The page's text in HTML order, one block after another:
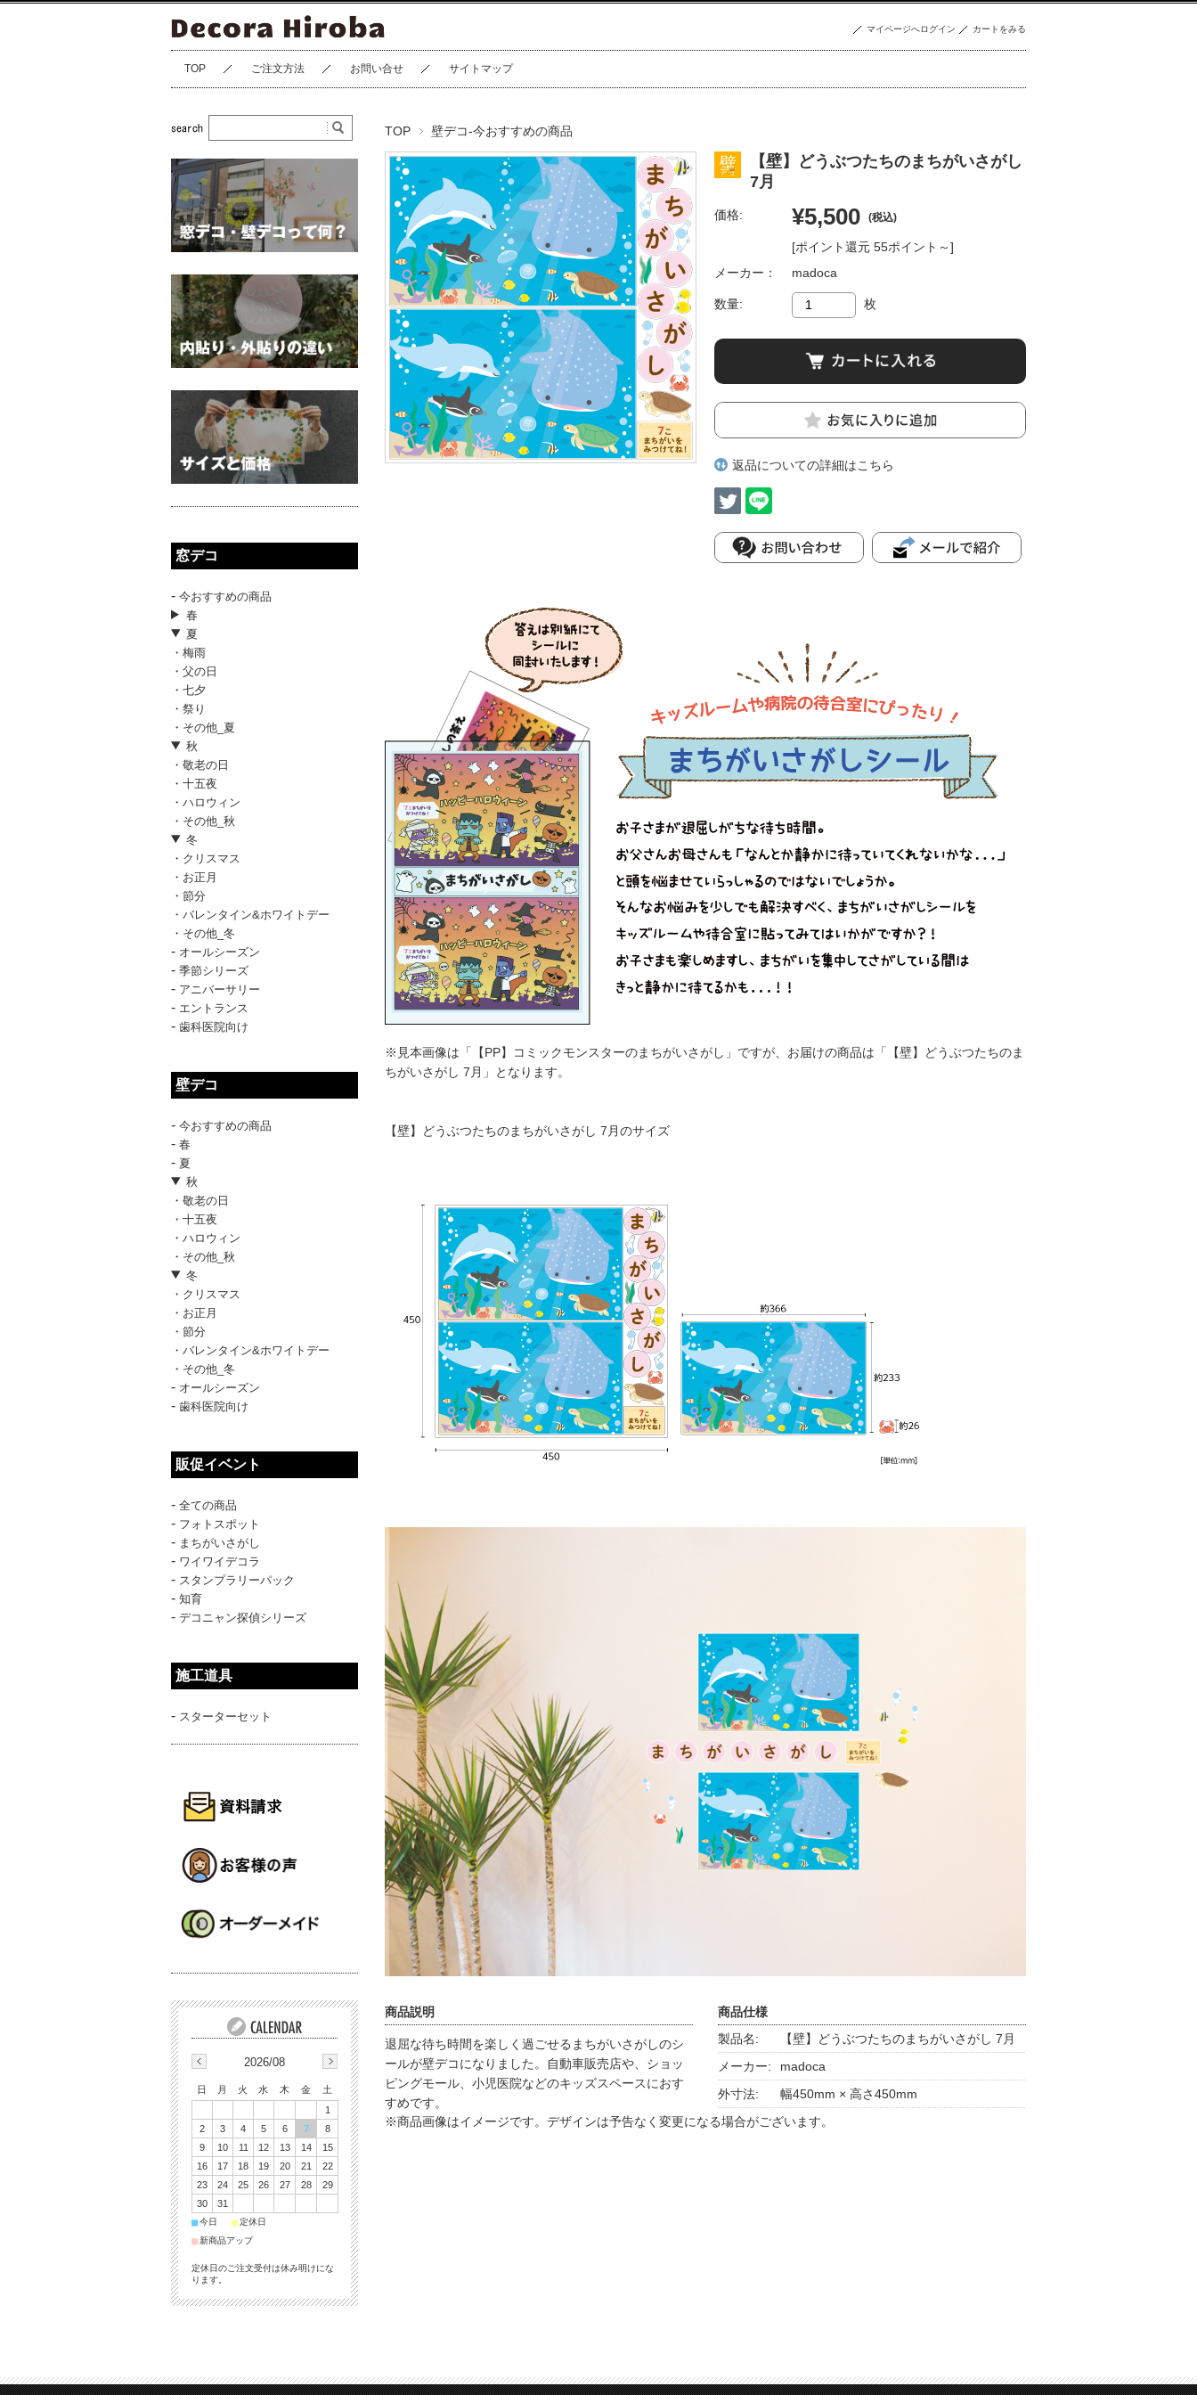
マイページへログイン カートをみる
TOP ご注文方法 お問い合せ サイトマップ
TOP 壁デコ-今おすすめの商品
【壁】どうぶつたちのまちがいさがし
7月
価格: ¥5,500 (税込)
[ポイント還元 55ポイント～]
メーカー：
madoca
数量: 枚
返品についての詳細はこちら
※見本画像は「【PP】コミックモンスターのまちがいさがし」ですが、お届けの商品は「【壁】どうぶつたちのま
ちがいさがし 7月」となります。
【壁】どうぶつたちのまちがいさがし 7月のサイズ
商品説明
退屈な待ち時間を楽しく過ごせるまちがいさがしのシ
ールが壁デコになりました。自動車販売店や、ショッ
ピングモール、小児医院などのキッズスペースにおす
すめです。
商品仕様
製品名:
【壁】どうぶつたちのまちがいさがし 7月
メーカー:
madoca
外寸法:
幅450mm × 高さ450mm
※商品画像はイメージです。デザインは予告なく変更になる場合がございます。
窓デコ
- 今おすすめの商品
春
夏
・梅雨
・父の日
・七夕
・祭り
・その他_夏
秋
・敬老の日
・十五夜
・ハロウィン
・その他_秋
冬
・クリスマス
・お正月
・節分
・バレンタイン&ホワイトデー
・その他_冬
- オールシーズン
- 季節シリーズ
- アニバーサリー
- エントランス
- 歯科医院向け
壁デコ
- 今おすすめの商品
- 春
- 夏
秋
・敬老の日
・十五夜
・ハロウィン
・その他_秋
冬
・クリスマス
・お正月
・節分
・バレンタイン&ホワイトデー
・その他_冬
- オールシーズン
- 歯科医院向け
販促イベント
- 全ての商品
- フォトスポット
- まちがいさがし
- ワイワイデコラ
- スタンプラリーパック
- 知育
- デコニャン探偵シリーズ
施工道具
- スターターセット
2026/08
日 月 火 水 木 金
土
1
2
3 4 5 6 7
8
9
10 11 12 13 14
15
16
17 18 19 20 21
22
23
24 25 26 27 28
29
30
31
■今日 ■定休日
■新商品アップ
定休日のご注文受付は休み明けにな
ります。